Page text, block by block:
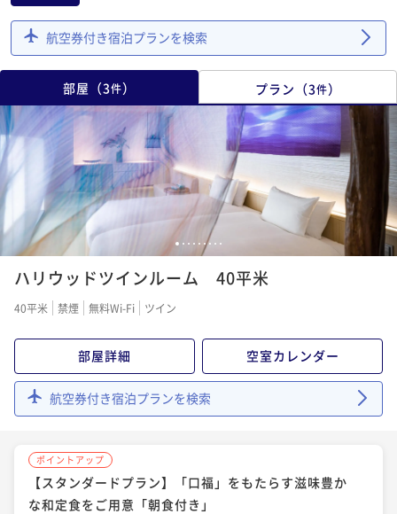
航空券付き宿泊プランを検索
部屋 （3件） プラン （3件）
1 2 3 4 5 67 8 9
ハリウッドツインルーム 40平米
40平米 禁煙 無料Wi-Fi ツイン
部屋詳細 空室カレンダー
航空券付き宿泊プランを検索
ポイントアップ
【スタンダードプラン】「口福」をもたらす滋味豊か
な和定食をご用意「朝食付き」